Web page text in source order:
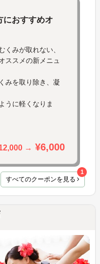
におすすめオ
くみが取れない、
ススメの新メニュ
みを取り除き、凝
うに軽くなりま
→ ¥6,000
すべてのクーポンを見る
1